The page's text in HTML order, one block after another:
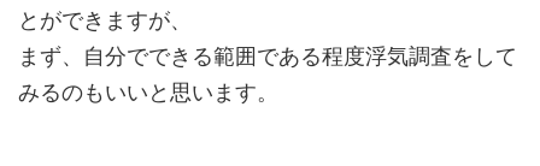
とができますが、
まず、自分でできる範囲である程度浮気調査をして
みるのもいいと思います。